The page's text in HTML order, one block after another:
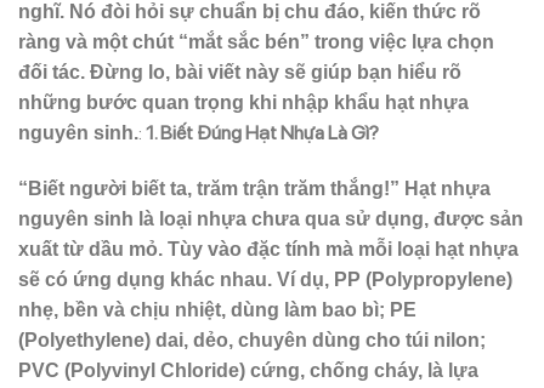
nghĩ. Nó đòi hỏi sự chuẩn bị chu đáo, kiến thức rõ
ràng và một chút “mắt sắc bén” trong việc lựa chọn
đối tác. Đừng lo, bài viết này sẽ giúp bạn hiểu rõ
những bước quan trọng khi nhập khẩu hạt nhựa
nguyên sinh.: 1. Biết Đúng Hạt Nhựa Là Gì?
“Biết người biết ta, trăm trận trăm thắng!” Hạt nhựa
nguyên sinh là loại nhựa chưa qua sử dụng, được sản
xuất từ dầu mỏ. Tùy vào đặc tính mà mỗi loại hạt nhựa
sẽ có ứng dụng khác nhau. Ví dụ, PP (Polypropylene)
nhẹ, bền và chịu nhiệt, dùng làm bao bì; PE
(Polyethylene) dai, dẻo, chuyên dùng cho túi nilon;
PVC (Polyvinyl Chloride) cứng, chống cháy, là lựa